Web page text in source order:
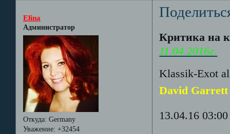
Elina
Администратор
Откуда: Germany
Уважение: +32454
Критика на
11.04.2016г.
Klassik-Exot
David Garrett
13.04.16 03:00